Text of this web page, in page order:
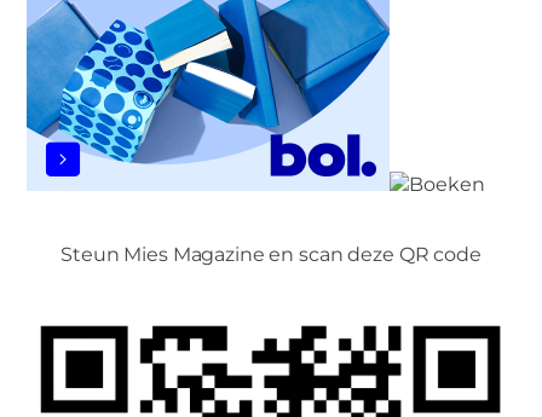
Steun Mies Magazine en scan deze QR code